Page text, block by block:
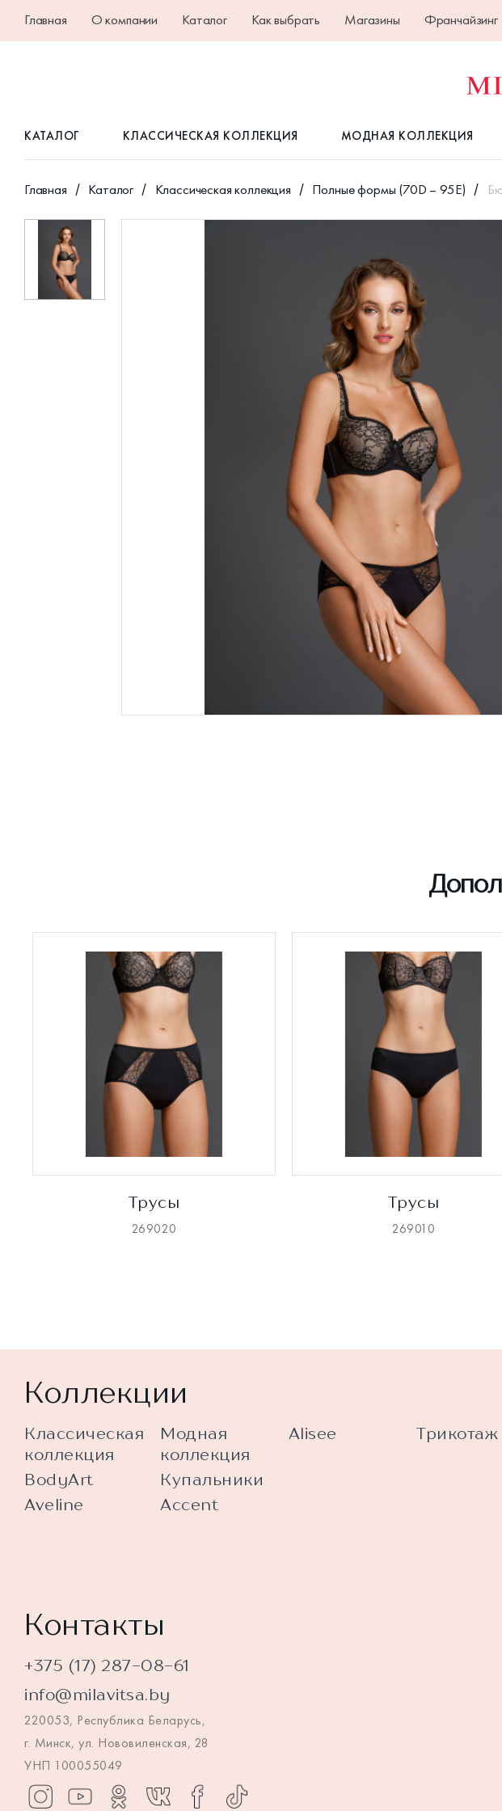
Главная О компании Каталог Как выбрать Магазины Франчайзинг
КАТАЛОГ КЛАССИЧЕСКАЯ КОЛЛЕКЦИЯ МОДНАЯ КОЛЛЕКЦИЯ
Главная Каталог Классическая коллекция Полные формы (70D – 95E)
Трусы
269020
Трусы
269010
Коллекции
Классическая
коллекция
BodyArt
Aveline
Модная
коллекция
Купальники
Accent
Alisee Трикотаж
Контакты
+375 (17) 287-08-61
info@milavitsa.by
220053, Республика Беларусь,
г. Минск, ул. Нововиленская, 28
УНП 100055049